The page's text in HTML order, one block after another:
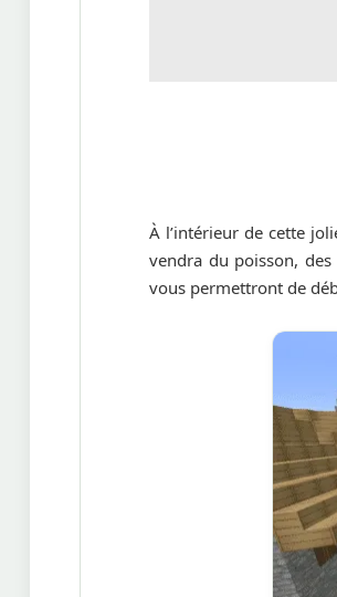
À l’intérieur de cette
vendra du poisson, des
vous permettront de